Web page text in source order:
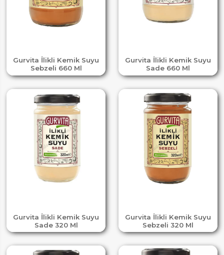
Gurvita İlikli Kemik Suyu
Sebzeli 660 Ml
Gurvita İlikli Kemik Suyu
Sade 660 Ml
Gurvita İlikli Kemik Suyu
Sade 320 Ml
Gurvita İlikli Kemik Suyu
Sebzeli 320 Ml